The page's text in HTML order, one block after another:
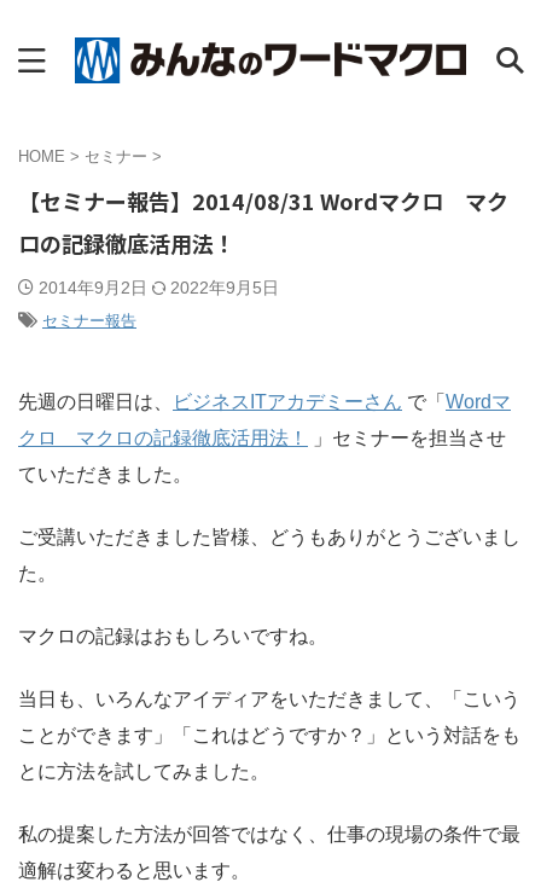
HOME > セミナー >
【セミナー報告】2014/08/31 Wordマクロ マク
ロの記録徹底活用法！
2014年9月2日 2022年9月5日
セミナー報告
先週の日曜日は、 ビジネスITアカデミーさん で「 Wordマ
クロ マクロの記録徹底活用法！
」セミナーを担当させ
ていただきました。
ご受講いただきました皆様、どうもありがとうございまし
た。
マクロの記録はおもしろいですね。
当日も、いろんなアイディアをいただきまして、「こいう
ことができます」「これはどうですか？」という対話をも
とに方法を試してみました。
私の提案した方法が回答ではなく、仕事の現場の条件で最
適解は変わると思います。